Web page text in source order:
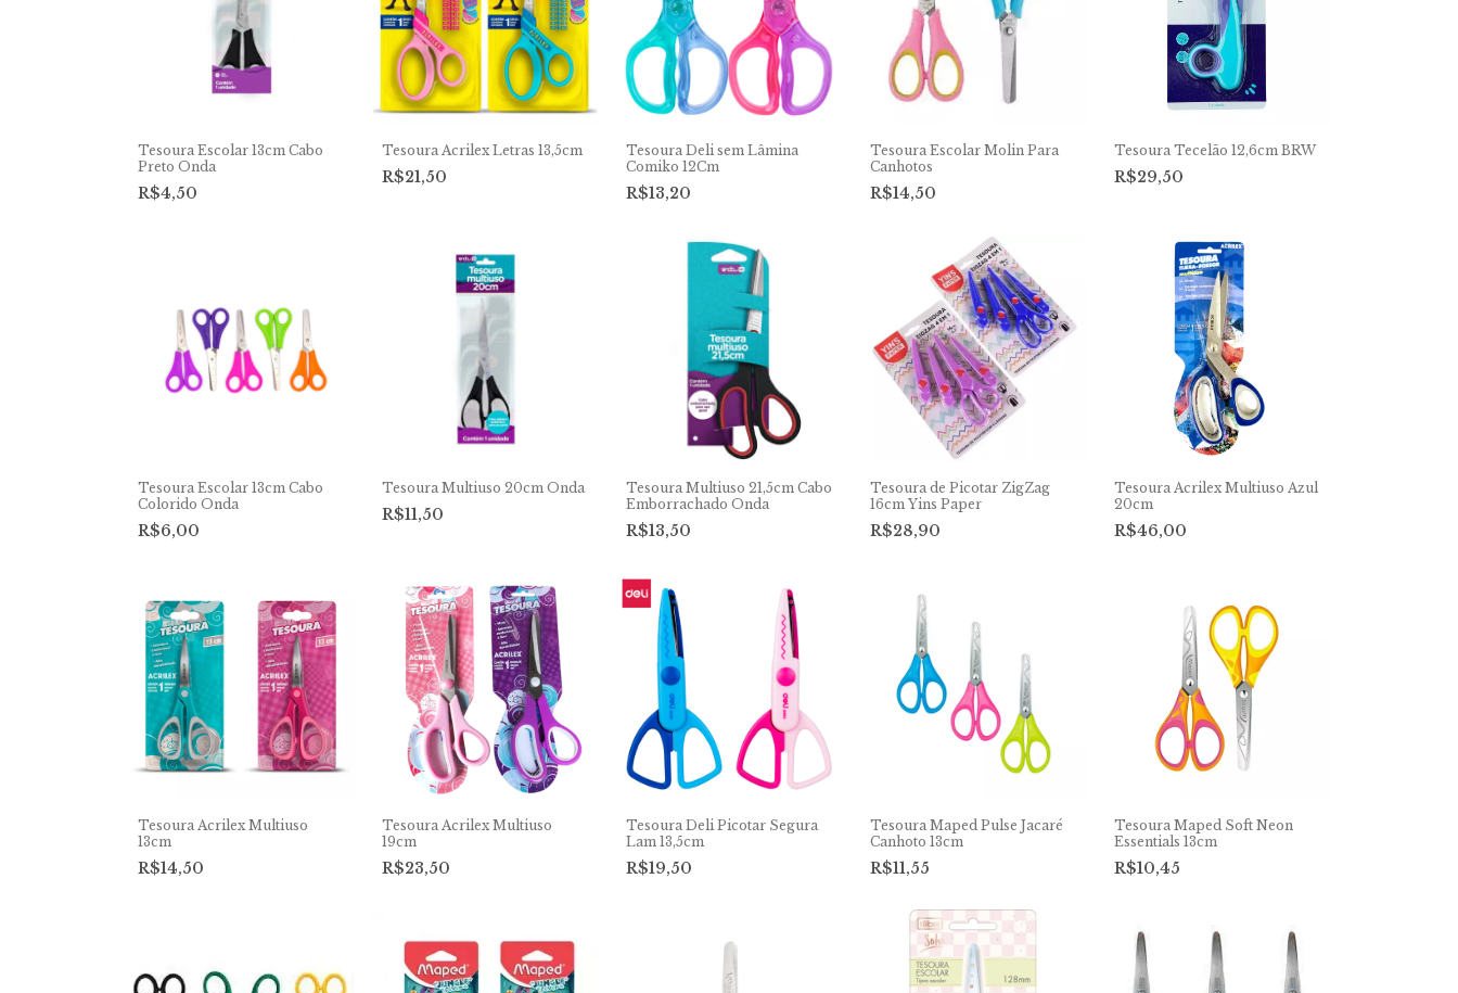
Tesoura Escolar 13cm Cabo
Preto Onda
R$4,50
Tesoura Acrilex Letras 13,5cm
R$21,50
Tesoura Deli sem Lâmina
Comiko 12Cm
R$13,20
Tesoura Escolar Molin Para
Canhotos
R$14,50
Tesoura Tecelão 12,6cm BRW
R$29,50
Tesoura Escolar 13cm Cabo
Colorido Onda
R$6,00
Tesoura Multiuso 20cm Onda
R$11,50
Tesoura Multiuso 21,5cm Cabo
Emborrachado Onda
R$13,50
Tesoura de Picotar ZigZag
16cm Yins Paper
R$28,90
Tesoura Acrilex Multiuso Azul
20cm
R$46,00
Tesoura Acrilex Multiuso
13cm
R$14,50
Tesoura Acrilex Multiuso
19cm
R$23,50
Tesoura Deli Picotar Segura
Lam 13,5cm
R$19,50
Tesoura Maped Pulse Jacaré
Canhoto 13cm
R$11,55
Tesoura Maped Soft Neon
Essentials 13cm
R$10,45